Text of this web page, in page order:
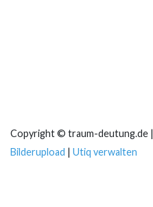
Copyright © traum-deutung.de |
Bilderupload | Utiq verwalten